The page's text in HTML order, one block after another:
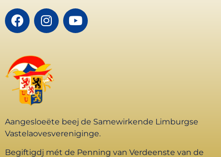
Aangesloeëte beej de Samewirkende Limburgse
Vastelaovesvereniginge.
Begiftigdj mét de Penning van Verdeenste van de